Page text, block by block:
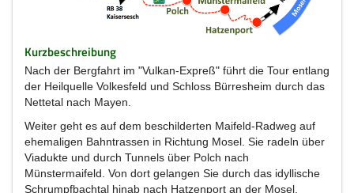
Kurzbeschreibung
Nach der Bergfahrt im "Vulkan-Expreß" führt die Tour entlang
der Heilquelle Volkesfeld und Schloss Bürresheim durch das
Nettetal nach Mayen.
Weiter geht es auf dem beschilderten Maifeld-Radweg auf
ehemaligen Bahntrassen in Richtung Mosel. Sie radeln über
Viadukte und durch Tunnels über Polch nach
Münstermaifeld. Von dort gelangen Sie durch das idyllische
Schrumpfbachtal hinab nach Hatzenport an der Mosel.